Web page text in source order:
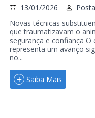
13/01/2026
Novas técnicas
que traumatizavam o
segurança e confiança
representa um avanço
no...
Saiba Mais